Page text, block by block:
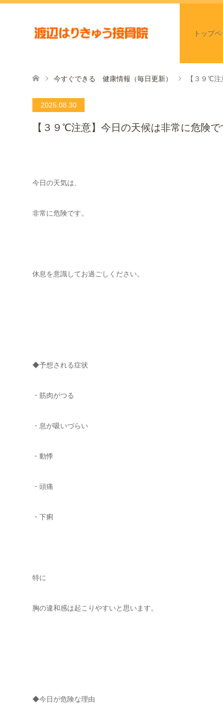
トップ
今すぐできる 健康情報（毎日更新） 【３９℃
2025.08.30
【３９℃注意】今日の天候は非常に危険で
今日の天気は、
非常に危険です。
休息を意識してお過ごしください。
◆予想される症状
・筋肉がつる
・息が吸いづらい
・動悸
・頭痛
・下痢
特に
胸の違和感は起こりやすいと思います。
◆今日が危険な理由